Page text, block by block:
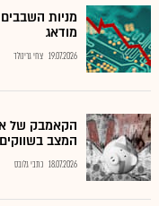
מניות
מודאג
19.07.2026 צחי גרינולד
המצב בשווקים
18.07.2026 כתבי גלובס